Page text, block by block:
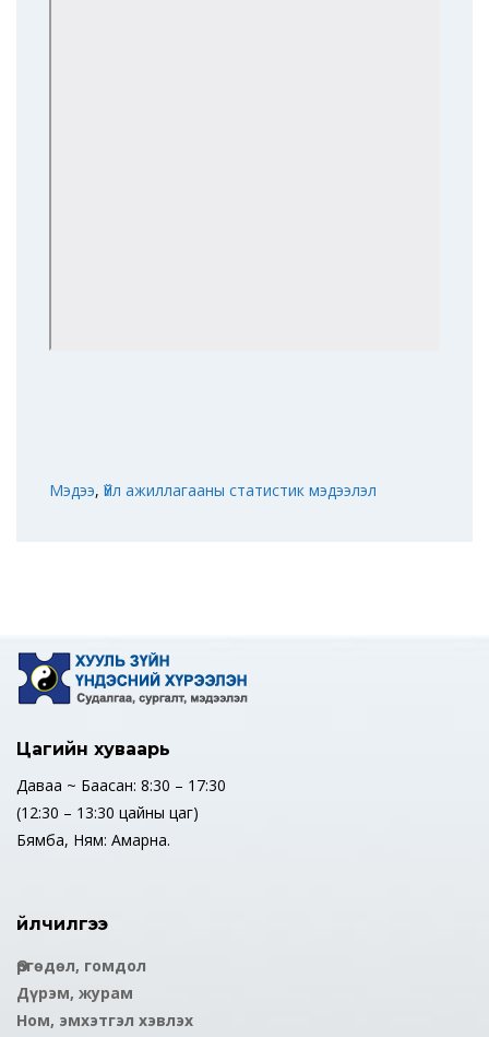
Мэдээ, Үйл ажиллагааны статистик мэдээлэл
Цагийн хуваарь
Даваа ~ Баасан: 8:30 – 17:30
(12:30 – 13:30 цайны цаг)
Бямба, Ням: Амарна.
Үйлчилгээ
Өргөдөл, гомдол
Дүрэм, журам
Ном, эмхэтгэл хэвлэх